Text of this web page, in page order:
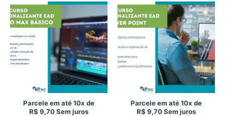
Parcele em até 10x de
R$ 9,70Sem juros
Parcele em até 10x de
R$ 9,70Sem juros